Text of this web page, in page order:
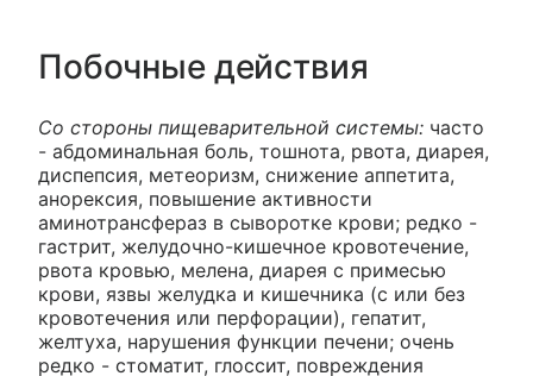
Побочные действия
Со стороны пищеварительной системы: часто
- абдоминальная боль, тошнота, рвота, диарея,
диспепсия, метеоризм, снижение аппетита,
анорексия, повышение активности
аминотрансфераз в сыворотке крови; редко -
гастрит, желудочно-кишечное кровотечение,
рвота кровью, мелена, диарея с примесью
крови, язвы желудка и кишечника (с или без
кровотечения или перфорации), гепатит,
желтуха, нарушения функции печени; очень
редко - стоматит, глоссит, повреждения